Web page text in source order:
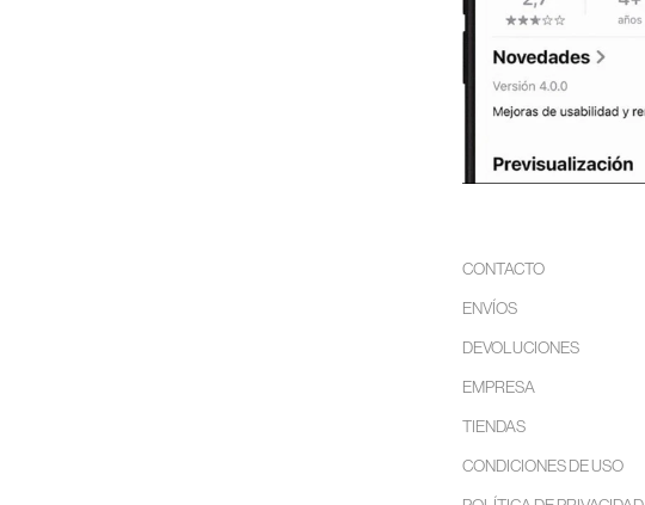
CONTACTO
ENVÍOS
DEVOLUCIONES
EMPRESA
TIENDAS
CONDICIONES DE USO